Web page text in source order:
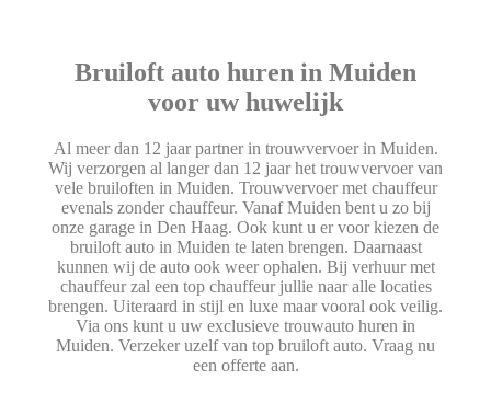
Bruiloft auto huren in Muiden
voor uw huwelijk
Al meer dan 12 jaar partner in trouwvervoer in Muiden.
Wij verzorgen al langer dan 12 jaar het trouwvervoer van
vele bruiloften in Muiden. Trouwvervoer met chauffeur
evenals zonder chauffeur. Vanaf Muiden bent u zo bij
onze garage in Den Haag. Ook kunt u er voor kiezen de
bruiloft auto in Muiden te laten brengen. Daarnaast
kunnen wij de auto ook weer ophalen. Bij verhuur met
chauffeur zal een top chauffeur jullie naar alle locaties
brengen. Uiteraard in stijl en luxe maar vooral ook veilig.
Via ons kunt u uw exclusieve trouwauto huren in
Muiden. Verzeker uzelf van top bruiloft auto. Vraag nu
een offerte aan.